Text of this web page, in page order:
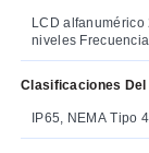
LCD alfanumérico 2 x 16 Contraste:
niveles
Clasificaciones
IP65, NEMA Tipo